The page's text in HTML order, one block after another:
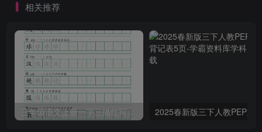
相关推荐
三年级语文上册一字三描红写字表字帖